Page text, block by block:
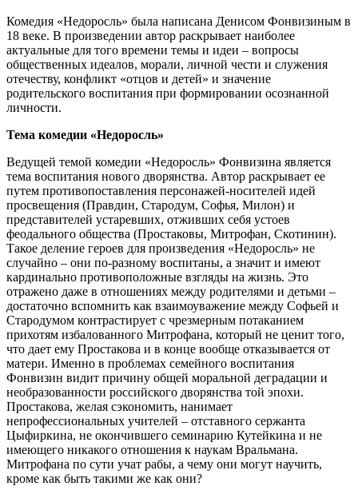
Комедия «Недоросль» была написана Денисом Фонвизиным в
18 веке. В произведении автор раскрывает наиболее
актуальные для того времени темы и идеи – вопросы
общественных идеалов, морали, личной чести и служения
отечеству, конфликт «отцов и детей» и значение
родительского воспитания при формировании осознанной
личности.
Тема комедии «Недоросль»
Ведущей темой комедии «Недоросль» Фонвизина является
тема воспитания нового дворянства. Автор раскрывает ее
путем противопоставления персонажей-носителей идей
просвещения (Правдин, Стародум, Софья, Милон) и
представителей устаревших, отживших себя устоев
феодального общества (Простаковы, Митрофан, Скотинин).
Такое деление героев для произведения «Недоросль» не
случайно – они по-разному воспитаны, а значит и имеют
кардинально противоположные взгляды на жизнь. Это
отражено даже в отношениях между родителями и детьми –
достаточно вспомнить как взаимоуважение между Софьей и
Стародумом контрастирует с чрезмерным потаканием
прихотям избалованного Митрофана, который не ценит того,
что дает ему Простакова и в конце вообще отказывается от
матери. Именно в проблемах семейного воспитания
Фонвизин видит причину общей моральной деградации и
необразованности российского дворянства той эпохи.
Простакова, желая сэкономить, нанимает
непрофессиональных учителей – отставного сержанта
Цыфиркина, не окончившего семинарию Кутейкина и не
имеющего никакого отношения к наукам Вральмана.
Митрофана по сути учат рабы, а чему они могут научить,
кроме как быть такими же как они?